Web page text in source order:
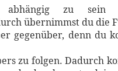
zu sein
übernimmst du die
gegenüber, denn du
zu folgen. Dadurch